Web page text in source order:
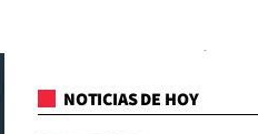
NOTICIAS DE HOY